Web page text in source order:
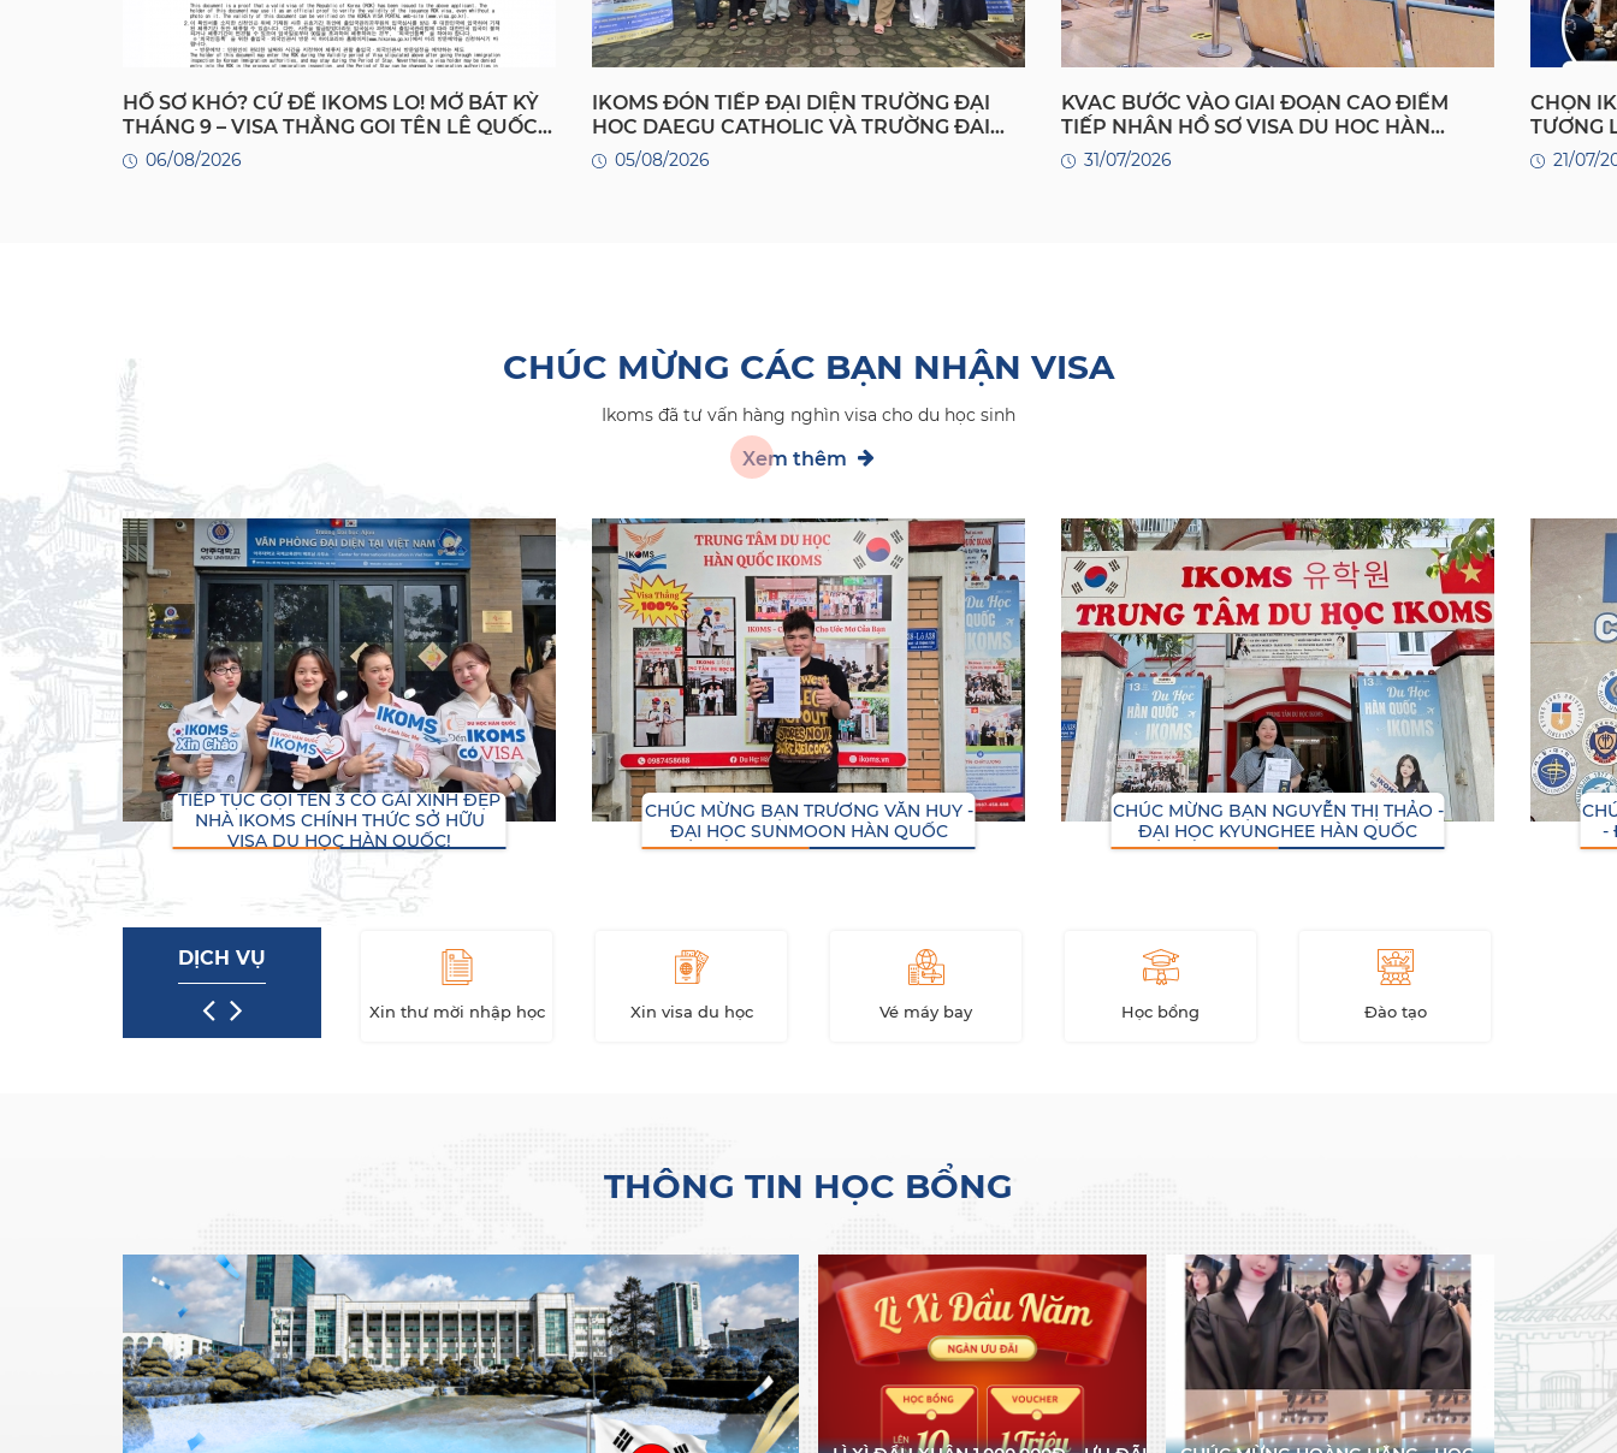
HỒ SƠ KHÓ? CỨ ĐỂ IKOMS LO! MỞ BÁT KỲ
THÁNG 9 – VISA THẲNG GỌI TÊN LÊ QUỐC
ĐẠT!06/08/2026
IKOMS ĐÓN TIẾP ĐẠI DIỆN TRƯỜNG ĐẠI
HỌC DAEGU CATHOLIC VÀ TRƯỜNG ĐẠI
HỌC YONGSAN HÀN QUỐC: MỞ RỘNG CƠ
HỘI DU HỌC CHO HỌC SINH VIỆT NAM
05/08/2026
KVAC BƯỚC VÀO GIAI ĐOẠN CAO ĐIỂM
TIẾP NHẬN HỒ SƠ VISA DU HỌC HÀN
QUỐC – HỌC SINH CẦN CHUẨN BỊ GÌ?
31/07/2026
CHỌN
TƯƠNG
21/07/
CHÚC MỪNG CÁC BẠN NHẬN VISA
Ikoms đã tư vấn hàng nghìn visa cho du học sinh
Xem thêm
TIẾP TỤC GỌI TÊN 3 CÔ GÁI XINH ĐẸP
NHÀ IKOMS CHÍNH THỨC SỞ HỮU
VISA DU HỌC HÀN QUỐC!
CHÚC MỪNG BẠN TRƯƠNG VĂN HUY -
ĐẠI HỌC SUNMOON HÀN QUỐC
CHÚC MỪNG BẠN NGUYỄN THỊ THẢO -
ĐẠI HỌC KYUNGHEE HÀN QUỐC
-
DỊCH VỤ
Đào tạo Xin thư mời nhập học Xin visa du học Vé máy bay Học bổng Đào tạo
THÔNG TIN HỌC BỔNG